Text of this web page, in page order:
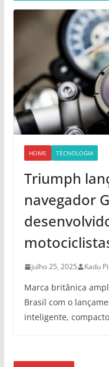
HOME TECNOLOGIA
Triumph
navegador
julho 25, 2025 Kadu
Marca britânica
Brasil com o
inteligente,